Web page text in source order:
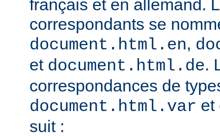
français et en allemand.
correspondants se
document.html.en,
et document.html.de.
correspondances de
document.html.var et
suit :